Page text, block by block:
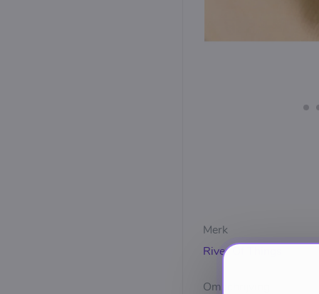
Merk
River Of Things
Omschrijving